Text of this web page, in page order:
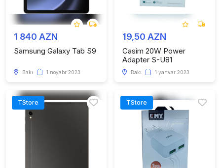
1 840 AZN
Samsung Galaxy Tab S9
Bakı 1 noyabr 2023
19,50 AZN
Casim 20W Power
Adapter S-U81
Bakı 1 yanvar 2023
TStore TStore